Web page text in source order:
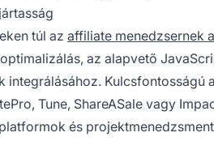
túl az affiliate menedzsernek
az alapvető
integrálásához.
Tune, ShareASale vagy
és